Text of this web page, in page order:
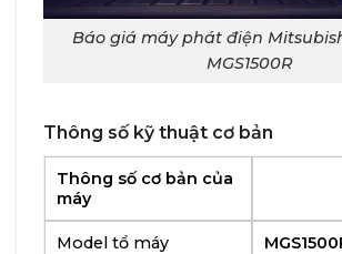
Báo giá máy phát điện
MGS1500R
Thông số kỹ thuật cơ bản
Thông số cơ bản của
máy
Model tổ máy